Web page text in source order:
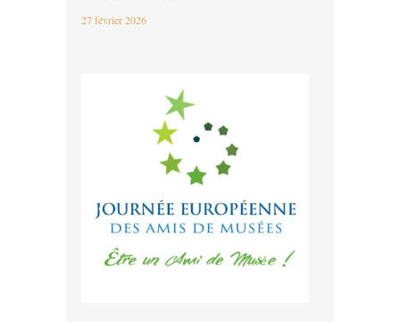
27 février 2026